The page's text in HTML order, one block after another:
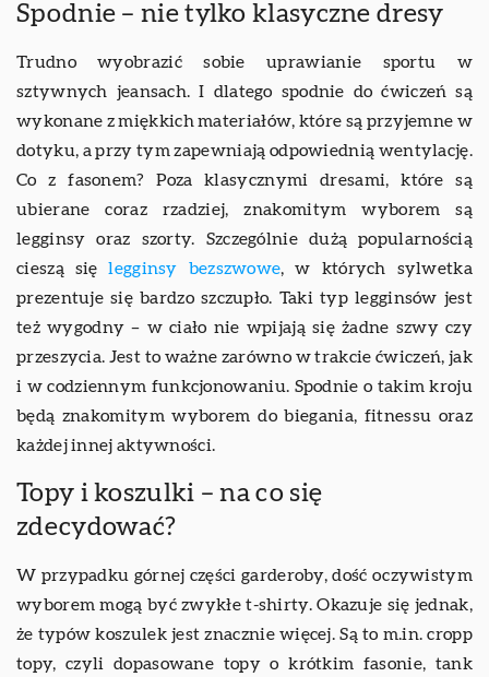
Spodnie – nie tylko klasyczne dresy
Trudno wyobrazić sobie uprawianie sportu w
sztywnych jeansach. I dlatego spodnie do ćwiczeń są
wykonane z miękkich materiałów, które są przyjemne w
dotyku, a przy tym zapewniają odpowiednią wentylację.
Co z fasonem? Poza klasycznymi dresami, które są
ubierane coraz rzadziej, znakomitym wyborem są
legginsy oraz szorty. Szczególnie dużą popularnością
cieszą sięlegginsy bezszwowe, w których sylwetka
prezentuje się bardzo szczupło. Taki typ legginsów jest
też wygodny – w ciało nie wpijają się żadne szwy czy
przeszycia. Jest to ważne zarówno w trakcie ćwiczeń, jak
i w codziennym funkcjonowaniu. Spodnie o takim kroju
będą znakomitym wyborem do biegania, fitnessu oraz
każdej innej aktywności.
Topy i koszulki – na co się
zdecydować?
W przypadku górnej części garderoby, dość oczywistym
wyborem mogą być zwykłe t-shirty. Okazuje się jednak,
że typów koszulek jest znacznie więcej. Są to m.in. cropp
topy, czyli dopasowane topy o krótkim fasonie, tank